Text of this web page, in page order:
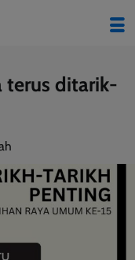
terus ditarik-